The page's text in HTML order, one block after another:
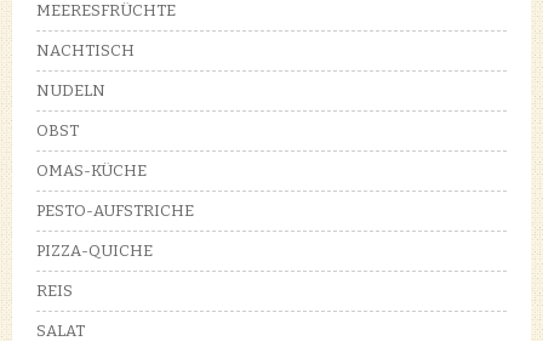
MEERESFRÜCHTE
NACHTISCH
NUDELN
OBST
OMAS-KÜCHE
PESTO-AUFSTRICHE
PIZZA-QUICHE
REIS
SALAT